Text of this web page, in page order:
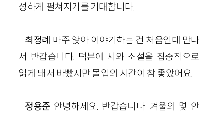
성하게 펼쳐지기를 기대합니다.
최정례 마주 앉아 이야기하는 건 처음인데 만나
서 반갑습니다. 덕분에 시와 소설을 집중적으로
읽게 돼서 바빴지만 몰입의 시간이 참 좋았어요.
정용준 안녕하세요. 반갑습니다. 겨울의 몇 안